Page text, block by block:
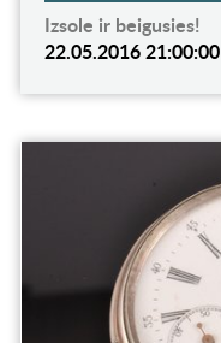
Izsole ir beigusies!
22.05.2016 21:00:00